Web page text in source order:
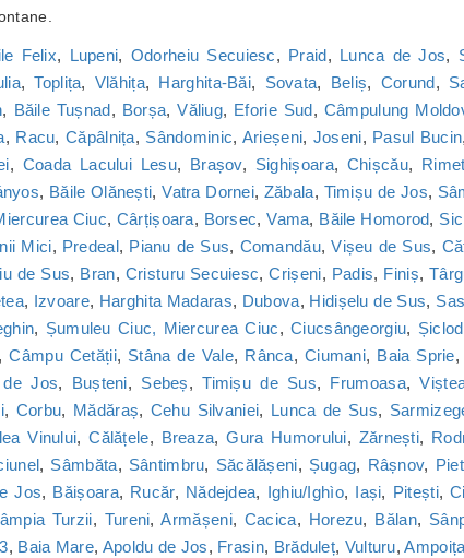
Felix, Lupeni, Odorheiu Secuiesc, Praid, Lunca de Jos,
,Toplița, Vlăhița, Harghita-Băi, Sovata, Beliș, Corund,
, Băile Tușnad, Borșa,Văliug, Eforie Sud, Câmpulung
, Racu, Căpâlnița, Sândominic, Arieșeni, Joseni, Pasul Bucin,
, Coada Lacului Lesu, Brașov, Sighișoara, Chișcău,
, Băile Olănești,Vatra Dornei, Zăbala, Timișu de Jos,
Ciuc, Cârțișoara, Borsec,Vama, Băile Homorod, Sic
Mici, Predeal, Pianu de Sus, Comandău,Vișeu de Sus,
de Sus, Bran, Cristuru Secuiesc,Crișeni, Padis, Finiș,
, Izvoare, Harghita Madaras, Dubova, Hidișelu de Sus,
, Șumuleu Ciuc, Miercurea Ciuc,Ciucsângeorgiu, Șiclod
,Câmpu Cetății, Stâna de Vale, Rânca, Ciumani, Baia Sprie,
de Jos, Bușteni, Sebeș,Timișu de Sus, Frumoasa,
, Corbu, Mădăraș, Cehu Silvaniei, Lunca de Sus,
Vinului,Călățele, Breaza,Gura Humorului, Zărnești,
, Sâmbăta, Sântimbru, Săcălășeni, Șugag, Râșnov,
Jos, Băișoara, Rucăr, Nădejdea, Ighiu/Ighìo, Iași, Pitești,
Turzii, Tureni,Armășeni, Cacica, Horezu, Bălan,
, Baia Mare, Apoldu de Jos, Frasin, Brăduleț, Vulturu,Ampoița